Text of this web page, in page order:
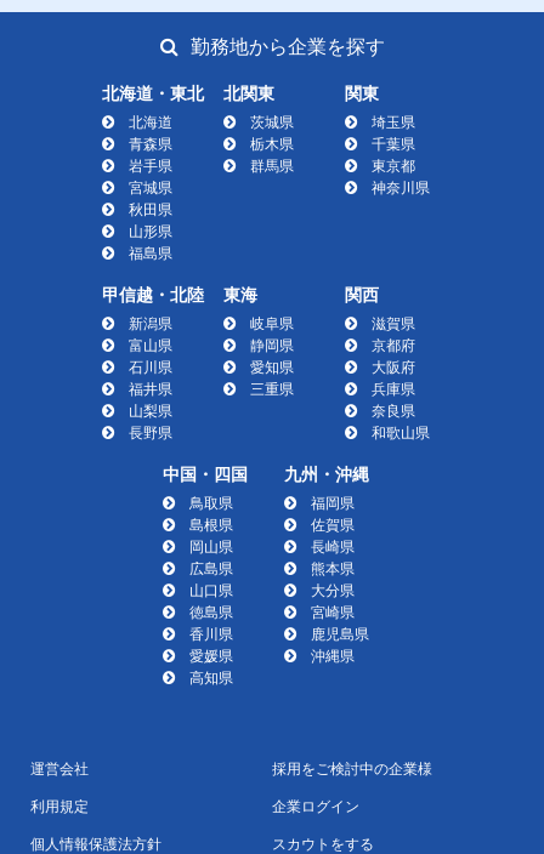
勤務地から企業を探す
北海道・東北
北海道
青森県
岩手県
宮城県
秋田県
山形県
福島県
北関東
茨城県
栃木県
群馬県
関東
埼玉県
千葉県
東京都
神奈川県
甲信越・北陸
新潟県
富山県
石川県
福井県
山梨県
長野県
東海
岐阜県
静岡県
愛知県
三重県
関西
滋賀県
京都府
大阪府
兵庫県
奈良県
和歌山県
中国・四国
鳥取県
島根県
岡山県
広島県
山口県
徳島県
香川県
愛媛県
高知県
九州・沖縄
福岡県
佐賀県
長崎県
熊本県
大分県
宮崎県
鹿児島県
沖縄県
運営会社
利用規定
個人情報保護法方針
採用をご検討中の企業様
企業ログイン
スカウトをする